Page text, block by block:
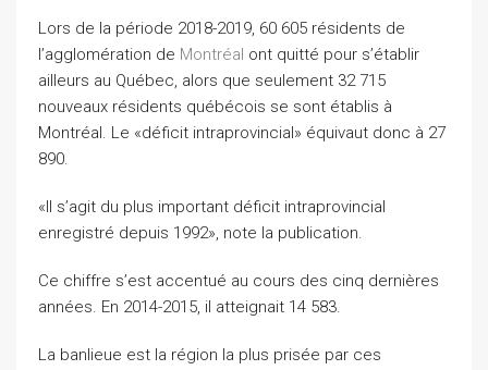
Lors de la période 2018-2019, 60 605 résidents de
l’agglomération de Montréal ont quitté pour s’établir
ailleurs au Québec, alors que seulement 32 715
nouveaux résidents québécois se sont établis à
Montréal. Le «déficit intraprovincial» équivaut donc à 27
890.
«Il s’agit du plus important déficit intraprovincial
enregistré depuis 1992», note la publication.
Ce chiffre s’est accentué au cours des cinq dernières
années. En 2014-2015, il atteignait 14 583.
La banlieue est la région la plus prisée par ces